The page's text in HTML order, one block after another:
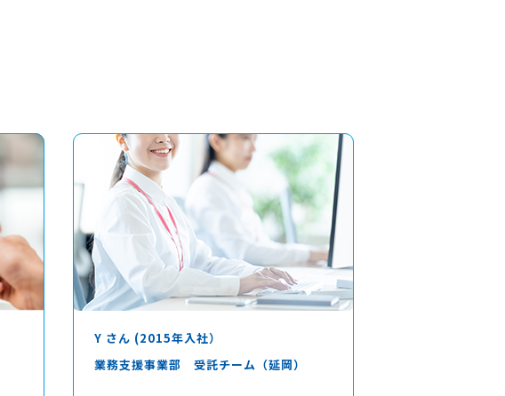
Y さん (2015年入社）
業務支援事業部 受託チーム（延岡）